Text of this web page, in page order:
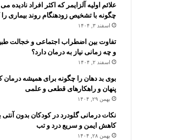
علائم اولیه آلزایمر که اکثر افراد نادیده
چگونه با تشخیص زودهنگام روند بیماری را
اسفند ۳, ۱۴۰۴
تفاوت بین اضطراب اجتماعی و خجالت
و چه زمانی نیاز به درمان دارد؟
اسفند ۲, ۱۴۰۴
پنهان و راهکارهای قطعی و علمی
بهمن ۲۹, ۱۴۰۴
نکات درمانی گلودرد در کودکان بدون آنتی
کاهش ایمن و سریع درد و تب
بهمن ۲۸, ۱۴۰۴